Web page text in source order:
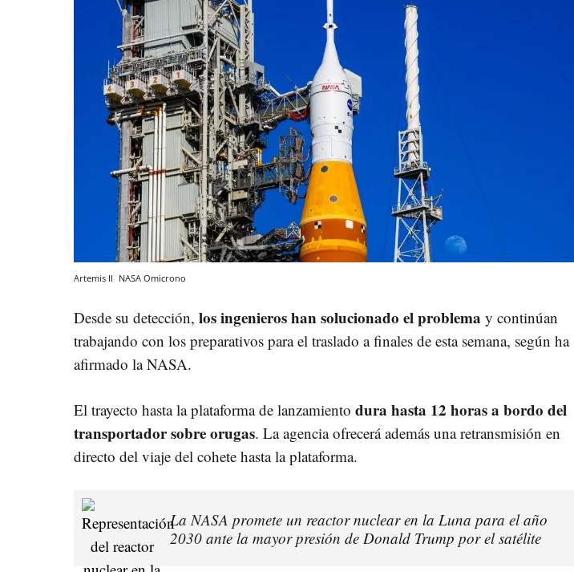
Artemis II NASA Omicrono
Desde su detección, los ingenieros han solucionado el problema y continúan
trabajando con los preparativos para el traslado a finales de esta semana, según ha
afirmado la NASA.
El trayecto hasta la plataforma de lanzamiento dura hasta 12 horas a bordo del
transportador sobre orugas. La agencia ofrecerá además una retransmisión en
directo del viaje del cohete hasta la plataforma.
La NASA promete un reactor nuclear en la Luna para el año
2030 ante la mayor presión de Donald Trump por el satélite